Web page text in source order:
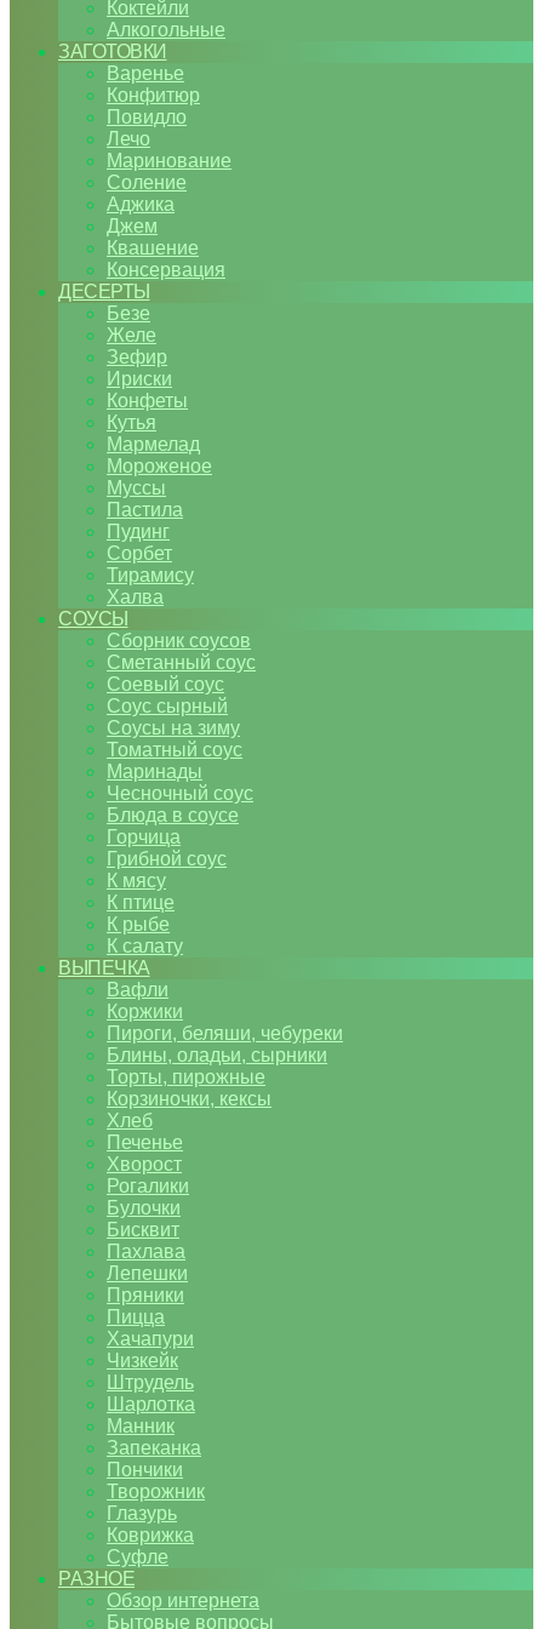
Коктейли
Алкогольные
ЗАГОТОВКИ
Варенье
Конфитюр
Повидло
Лечо
Маринование
Соление
Аджика
Джем
Квашение
Консервация
ДЕСЕРТЫ
Безе
Желе
Зефир
Ириски
Конфеты
Кутья
Мармелад
Мороженое
Муссы
Пастила
Пудинг
Сорбет
Тирамису
Халва
СОУСЫ
Сборник соусов
Сметанный соус
Соевый соус
Соус сырный
Соусы на зиму
Томатный соус
Маринады
Чесночный соус
Блюда в соусе
Горчица
Грибной соус
К мясу
К птице
К рыбе
К салату
ВЫПЕЧКА
Вафли
Коржики
Пироги, беляши, чебуреки
Блины, оладьи, сырники
Торты, пирожные
Корзиночки, кексы
Хлеб
Печенье
Хворост
Рогалики
Булочки
Бисквит
Пахлава
Лепешки
Пряники
Пицца
Хачапури
Чизкейк
Штрудель
Шарлотка
Манник
Запеканка
Пончики
Творожник
Глазурь
Коврижка
Суфле
РАЗНОЕ
Обзор интернета
Бытовые вопросы